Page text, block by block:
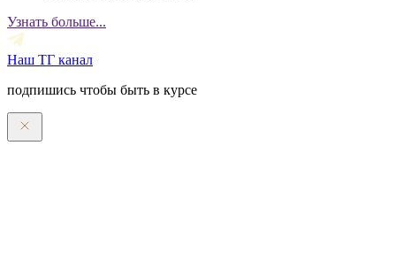
Узнать больше...
Наш ТГ канал
подпишись чтобы быть в курсе